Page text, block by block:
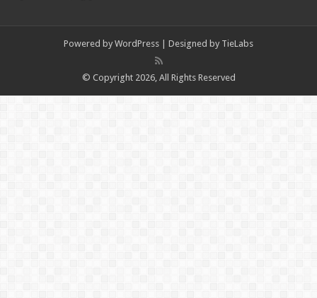
Powered by WordPress | Designed by TieLabs
© Copyright 2026, All Rights Reserved